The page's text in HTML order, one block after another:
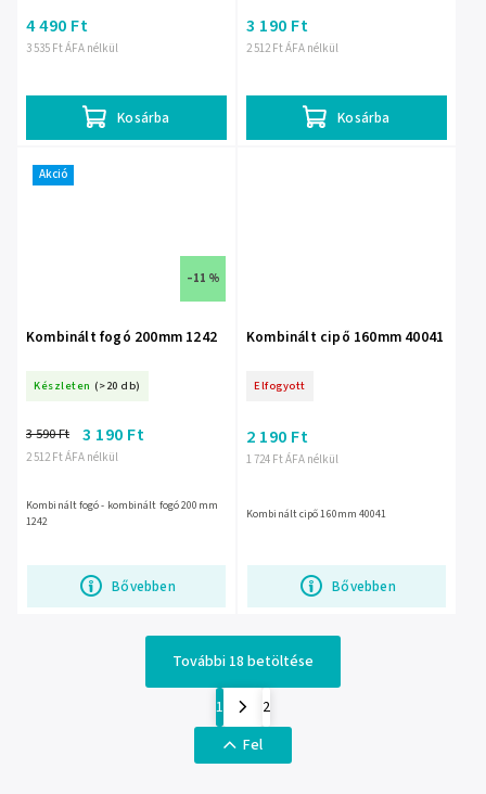
3 535 Ft ÁFA nélkül
4 490 Ft
Kosárba
2 512 Ft ÁFA nélkül
3 190 Ft
Kosárba
Akció
–11 %
Kombinált fogó 200mm 1242
Készleten (>20 db)
2 512 Ft ÁFA nélkül
3 590 Ft 3 190 Ft
Bővebben
Kombinált fogó - kombinált fogó 200mm
1242
Kombinált cipő 160mm 40041
Elfogyott
1 724 Ft ÁFA nélkül
2 190 Ft
Bővebben
Kombinált cipő 160mm 40041
További 18 betöltése
1
2
Fel